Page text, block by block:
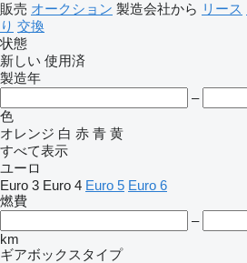
販売 オークション 製造会社から リース
り 交換
状態
新しい 使用済
製造年
–
色
オレンジ 白 赤 青 黄
すべて表示
ユーロ
Euro 3 Euro 4 Euro 5 Euro 6
燃費
–
km
ギアボックスタイプ